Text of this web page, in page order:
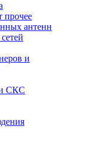
прочее
антенн
и
СКС